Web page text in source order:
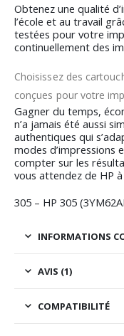
Obtenez une qualité
l’école et au travail
testées pour votre
continuellement des
Choisissez des
conçues pour votre
Gagner du temps,
n’a jamais été aussi
authentiques qui
modes d’impressions
compter sur les
vous attendez de HP
305 – HP 305
INFORMATIONS
AVIS (1)
COMPATIBILITÉ